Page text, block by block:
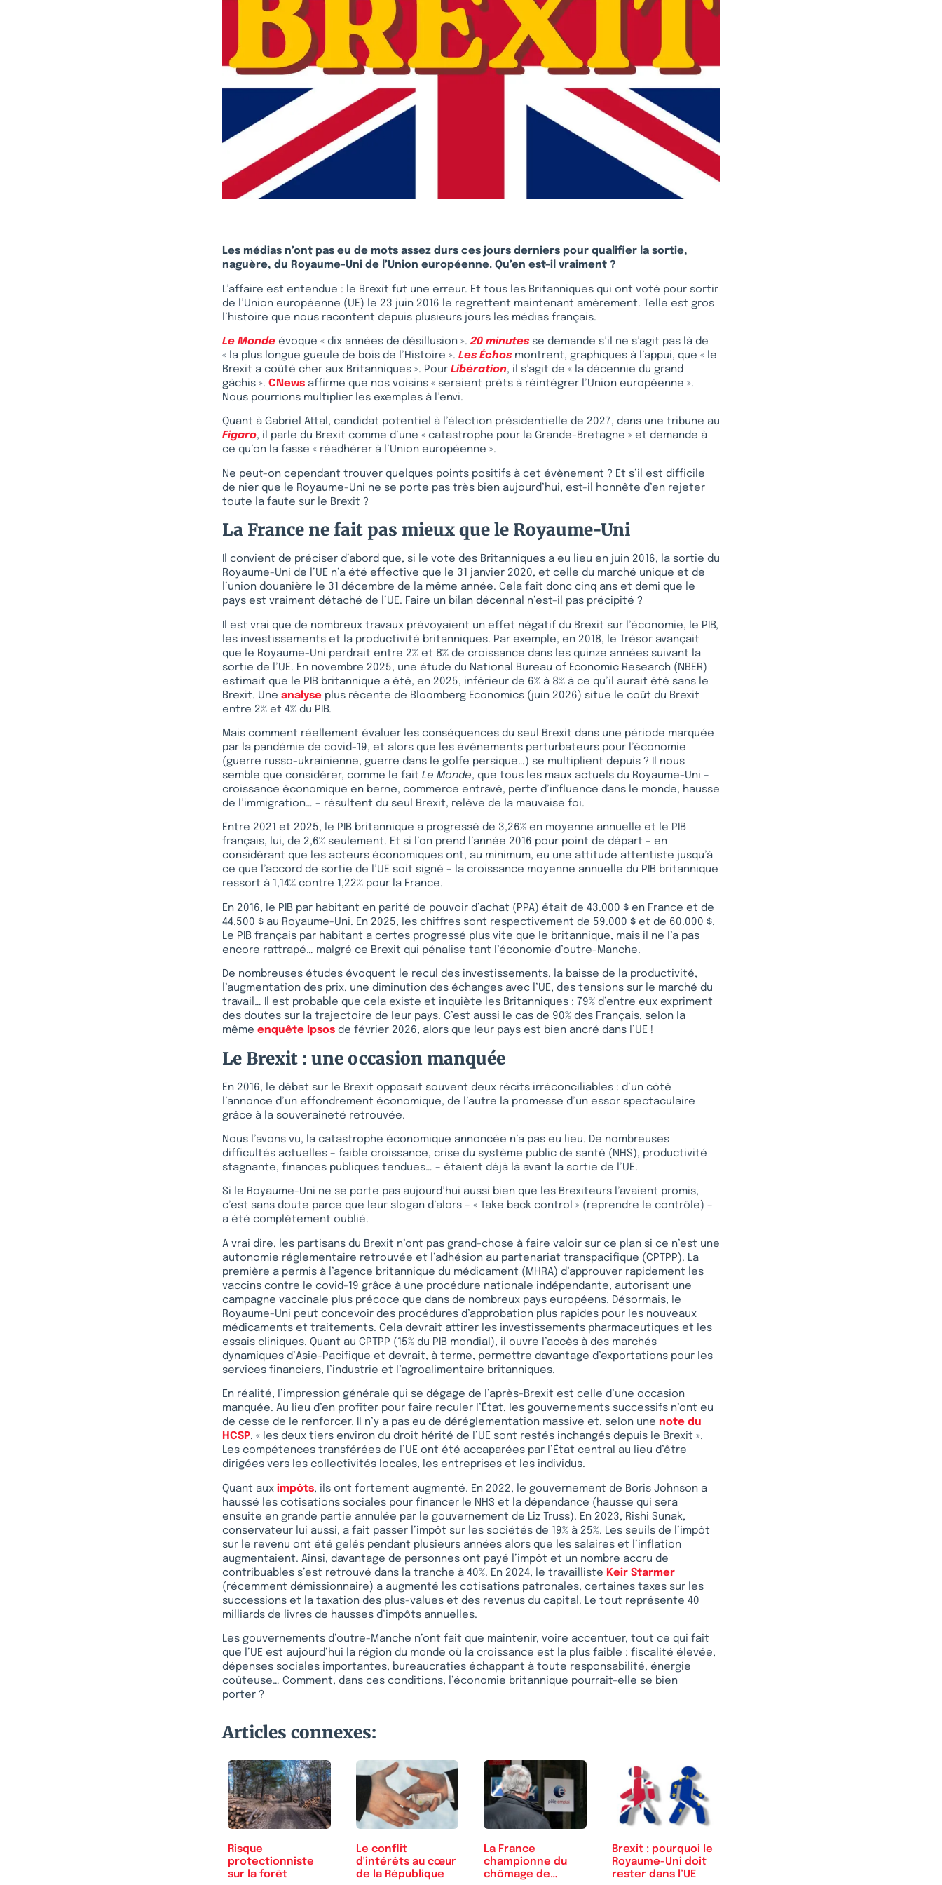
Les médias n’ont pas eu de mots assez durs ces jours derniers pour qualifier la sortie,
naguère, du Royaume-Uni de l’Union européenne. Qu’en est-il vraiment ?
L’affaire est entendue : le Brexit fut une erreur. Et tous les Britanniques qui ont voté pour sortir
de l’Union européenne (UE) le 23 juin 2016 le regrettent maintenant amèrement. Telle est gros
l’histoire que nous racontent depuis plusieurs jours les médias français.
Le Monde évoque « dix années de désillusion ».20 minutes se demande s’il ne s’agit pas là de
« la plus longue gueule de bois de l’Histoire ». Les Échos montrent, graphiques à l’appui, que « le
Brexit a coûté cher aux Britanniques ». Pour Libération, il s’agit de « la décennie du grand
gâchis ». CNews affirme que nos voisins « seraient prêts à réintégrer l’Union européenne ».
Nous pourrions multiplier les exemples à l’envi.
Quant à Gabriel Attal, candidat potentiel à l’élection présidentielle de 2027, dans une tribune au
Figaro, il parle du Brexit comme d’une « catastrophe pour la Grande-Bretagne » et demande à
ce qu’on la fasse « réadhérer à l’Union européenne ».
Ne peut-on cependant trouver quelques points positifs à cet évènement ? Et s’il est difficile
de nier que le Royaume-Uni ne se porte pas très bien aujourd’hui, est-il honnête d’en rejeter
toute la faute sur le Brexit ?
La France ne fait pas mieux que le Royaume-Uni
Il convient de préciser d’abord que, si le vote des Britanniques a eu lieu en juin 2016, la sortie du
Royaume-Uni de l’UE n’a été effective que le 31 janvier 2020, et celle du marché unique et de
l’union douanière le 31 décembre de la même année. Cela fait donc cinq ans et demi que le
pays est vraiment détaché de l’UE. Faire un bilan décennal n’est-il pas précipité ?
Il est vrai que de nombreux travaux prévoyaient un effet négatif du Brexit sur l’économie, le PIB,
les investissements et la productivité britanniques. Par exemple, en 2018, le Trésor avançait
que le Royaume-Uni perdrait entre 2% et 8% de croissance dans les quinze années suivant la
sortie de l’UE. En novembre 2025, une étude du National Bureau of Economic Research (NBER)
estimait que le PIB britannique a été, en 2025, inférieur de 6% à 8% à ce qu’il aurait été sans le
Brexit. Une analyse plus récente de Bloomberg Economics (juin 2026) situe le coût du Brexit
entre 2% et 4% du PIB.
Mais comment réellement évaluer les conséquences du seul Brexit dans une période marquée
par la pandémie de covid-19, et alors que les événements perturbateurs pour l’économie
(guerre russo-ukrainienne, guerre dans le golfe persique…) se multiplient depuis ? Il nous
semble que considérer, comme le fait Le Monde, que tous les maux actuels du Royaume-Uni –
croissance économique en berne, commerce entravé, perte d’influence dans le monde, hausse
de l’immigration… – résultent du seul Brexit, relève de la mauvaise foi.
Entre 2021 et 2025, le PIB britannique a progressé de 3,26% en moyenne annuelle et le PIB
français, lui, de 2,6% seulement. Et si l’on prend l’année 2016 pour point de départ – en
considérant que les acteurs économiques ont, au minimum, eu une attitude attentiste jusqu’à
ce que l’accord de sortie de l’UE soit signé – la croissance moyenne annuelle du PIB britannique
ressort à 1,14% contre 1,22% pour la France.
En 2016, le PIB par habitant en parité de pouvoir d’achat (PPA) était de 43.000 $ en France et de
44.500 $ au Royaume-Uni. En 2025, les chiffres sont respectivement de 59.000 $ et de 60.000 $.
Le PIB français par habitant a certes progressé plus vite que le britannique, mais il ne l’a pas
encore rattrapé… malgré ce Brexit qui pénalise tant l’économie d’outre-Manche.
De nombreuses études évoquent le recul des investissements, la baisse de la productivité,
l’augmentation des prix, une diminution des échanges avec l’UE, des tensions sur le marché du
travail… Il est probable que cela existe et inquiète les Britanniques : 79% d’entre eux expriment
des doutes sur la trajectoire de leur pays. C’est aussi le cas de 90% des Français, selon la
même enquête Ipsos de février 2026, alors que leur pays est bien ancré dans l’UE !
Le Brexit : une occasion manquée
En 2016, le débat sur le Brexit opposait souvent deux récits irréconciliables : d’un côté
l’annonce d’un effondrement économique, de l’autre la promesse d’un essor spectaculaire
grâce à la souveraineté retrouvée.
Nous l’avons vu, la catastrophe économique annoncée n’a pas eu lieu. De nombreuses
difficultés actuelles – faible croissance, crise du système public de santé (NHS), productivité
stagnante, finances publiques tendues… – étaient déjà là avant la sortie de l’UE.
Si le Royaume-Uni ne se porte pas aujourd’hui aussi bien que les Brexiteurs l’avaient promis,
c’est sans doute parce que leur slogan d’alors – « Take back control » (reprendre le contrôle) –
a été complètement oublié.
A vrai dire, les partisans du Brexit n’ont pas grand-chose à faire valoir sur ce plan si ce n’est une
autonomie réglementaire retrouvée et l’adhésion au partenariat transpacifique (CPTPP). La
première a permis à l’agence britannique du médicament (MHRA) d’approuver rapidement les
vaccins contre le covid-19 grâce à une procédure nationale indépendante, autorisant une
campagne vaccinale plus précoce que dans de nombreux pays européens. Désormais, le
Royaume-Uni peut concevoir des procédures d’approbation plus rapides pour les nouveaux
médicaments et traitements. Cela devrait attirer les investissements pharmaceutiques et les
essais cliniques. Quant au CPTPP (15% du PIB mondial), il ouvre l’accès à des marchés
dynamiques d’Asie-Pacifique et devrait, à terme, permettre davantage d’exportations pour les
services financiers, l’industrie et l’agroalimentaire britanniques.
En réalité, l’impression générale qui se dégage de l’après-Brexit est celle d’une occasion
manquée. Au lieu d’en profiter pour faire reculer l’État, les gouvernements successifs n’ont eu
de cesse de le renforcer. Il n’y a pas eu de déréglementation massive et, selon une note du
HCSP, « les deux tiers environ du droit hérité de l’UE sont restés inchangés depuis le Brexit ».
Les compétences transférées de l’UE ont été accaparées par l’État central au lieu d’être
dirigées vers les collectivités locales, les entreprises et les individus.
Quant aux impôts, ils ont fortement augmenté. En 2022, le gouvernement de Boris Johnson a
haussé les cotisations sociales pour financer le NHS et la dépendance (hausse qui sera
ensuite en grande partie annulée par le gouvernement de Liz Truss). En 2023, Rishi Sunak,
conservateur lui aussi, a fait passer l’impôt sur les sociétés de 19% à 25%. Les seuils de l’impôt
sur le revenu ont été gelés pendant plusieurs années alors que les salaires et l’inflation
augmentaient. Ainsi, davantage de personnes ont payé l’impôt et un nombre accru de
contribuables s’est retrouvé dans la tranche à 40%. En 2024, le travailliste Keir Starmer
(récemment démissionnaire) a augmenté les cotisations patronales, certaines taxes sur les
successions et la taxation des plus-values et des revenus du capital. Le tout représente 40
milliards de livres de hausses d’impôts annuelles.
Les gouvernements d’outre-Manche n’ont fait que maintenir, voire accentuer, tout ce qui fait
que l’UE est aujourd’hui la région du monde où la croissance est la plus faible : fiscalité élevée,
dépenses sociales importantes, bureaucraties échappant à toute responsabilité, énergie
coûteuse… Comment, dans ces conditions, l’économie britannique pourrait-elle se bien
porter ?
Articles connexes:
Risque
protectionniste
sur la forêt
Le conflit
d'intérêts au cœur
de la République
La France
championne du
chômage de
Brexit : pourquoi le
Royaume-Uni doit
rester dans l’UE